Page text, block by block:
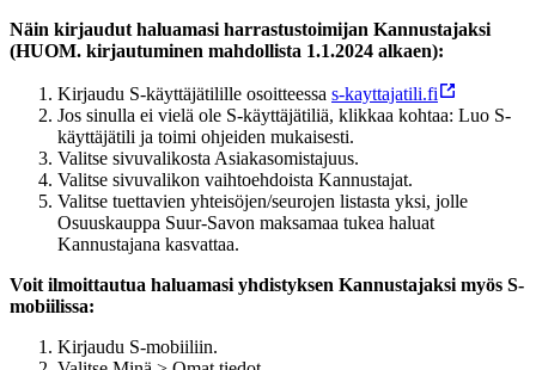
Näin kirjaudut haluamasi harrastustoimijan Kannustajaksi
(HUOM. kirjautuminen mahdollista 1.1.2024 alkaen):
Kirjaudu S-käyttäjätilille osoitteessa s-kayttajatili.fi
Jos sinulla ei vielä ole S-käyttäjätiliä, klikkaa kohtaa: Luo S-
käyttäjätili ja toimi ohjeiden mukaisesti.
Valitse sivuvalikosta Asiakasomistajuus.
Valitse sivuvalikon vaihtoehdoista Kannustajat.
Valitse tuettavien yhteisöjen/seurojen listasta yksi, jolle
Osuuskauppa Suur-Savon maksamaa tukea haluat
Kannustajana kasvattaa.
Voit ilmoittautua haluamasi yhdistyksen Kannustajaksi myös S-
mobiilissa:
Kirjaudu S-mobiiliin.